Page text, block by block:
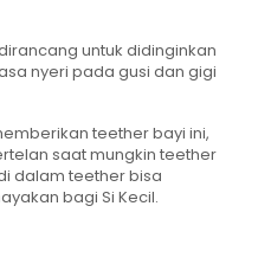
untuk didinginkan
nyeri pada gusi dan gigi
teether bayi ini,
saat mungkin teether
dalam teether bisa
bagi Si Kecil.